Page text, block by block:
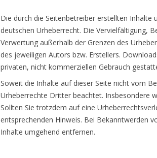
Die durch die Seitenbetreiber erstellten Inhalte
deutschen Urheberrecht. Die Vervielfältigung,
Verwertung außerhalb der Grenzen des
des jeweiligen Autors bzw. Erstellers.
privaten, nicht kommerziellen Gebrauch
Soweit die Inhalte auf dieser Seite nicht vom
Urheberrechte Dritter beachtet. Insbesondere
Sollten Sie trotzdem auf eine
entsprechenden Hinweis. Bei Bekanntwerden
Inhalte umgehend entfernen.